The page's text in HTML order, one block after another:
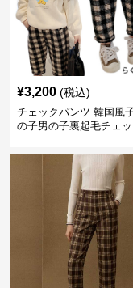
¥3,200 (税込)
チェックパンツ 韓国風
の子男の子裏起毛チェ